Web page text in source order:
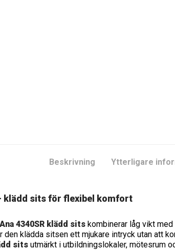
Beskrivning Ytterligare
klädd sits för flexibel komfort
4340SR klädd sits kombinerar låg vikt
klädda sitsen ett mjukare intryck utan att
sits utmärkt i utbildningslokaler, mötesrum